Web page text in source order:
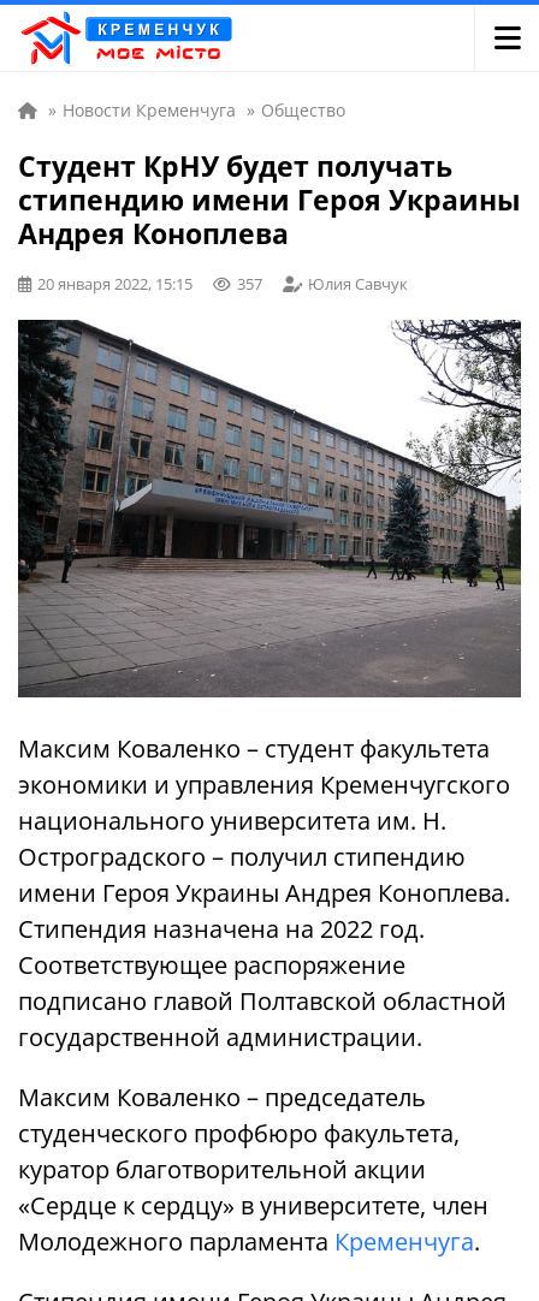
» Новости Кременчуга » Общество
Студент КрНУ будет получать
стипендию имени Героя Украины
Андрея Коноплева
20 января 2022, 15:15 357 Юлия Савчук
Максим Коваленко – студент факультета
экономики и управления Кременчугского
национального университета им. Н.
Остроградского – получил стипендию
имени Героя Украины Андрея Коноплева.
Стипендия назначена на 2022 год.
Соответствующее распоряжение
подписано главой Полтавской областной
государственной администрации.
Максим Коваленко – председатель
студенческого профбюро факультета,
куратор благотворительной акции
«Сердце к сердцу» в университете, член
Молодежного парламента Кременчуга.